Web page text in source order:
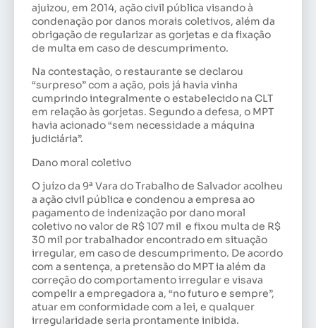
ajuizou, em 2014, ação civil pública visando à
condenação por danos morais coletivos, além da
obrigação de regularizar as gorjetas e da fixação
de multa em caso de descumprimento.
Na contestação, o restaurante se declarou
“surpreso” com a ação, pois já havia vinha
cumprindo integralmente o estabelecido na CLT
em relação às gorjetas. Segundo a defesa, o MPT
havia acionado “sem necessidade a máquina
judiciária”.
Dano moral coletivo
O juízo da 9ª Vara do Trabalho de Salvador acolheu
a ação civil pública e condenou a empresa ao
pagamento de indenização por dano moral
coletivo no valor de R$ 107 mil e fixou multa de R$
30 mil por trabalhador encontrado em situação
irregular, em caso de descumprimento. De acordo
com a sentença, a pretensão do MPT ia além da
correção do comportamento irregular e visava
compelir a empregadora a, “no futuro e sempre”,
atuar em conformidade com a lei, e qualquer
irregularidade seria prontamente inibida.